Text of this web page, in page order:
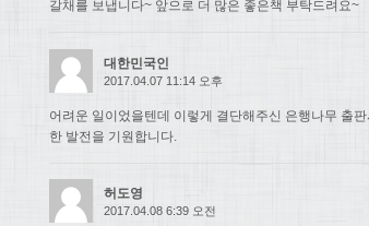
갈채를 보냅니다~ 앞으로 더 많은 좋은책 부탁드려요~
대한민국인
2017.04.07 11:14 오후
어려운 일이었을텐데 이렇게 결단해주신 은행나무 출
한 발전을 기원합니다.
허도영
2017.04.08 6:39 오전